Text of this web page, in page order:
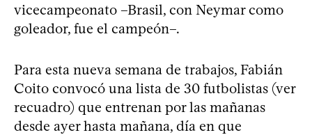
vicecampeonato –Brasil, con Neymar como
goleador, fue el campeón–.
Para esta nueva semana de trabajos, Fabián
Coito convocó una lista de 30 futbolistas (ver
recuadro) que entrenan por las mañanas
desde ayer hasta mañana, día en que